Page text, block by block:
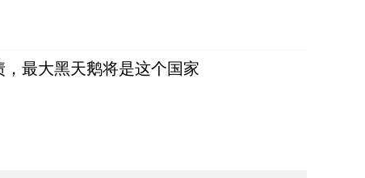
最大黑天鹅将是这个国家